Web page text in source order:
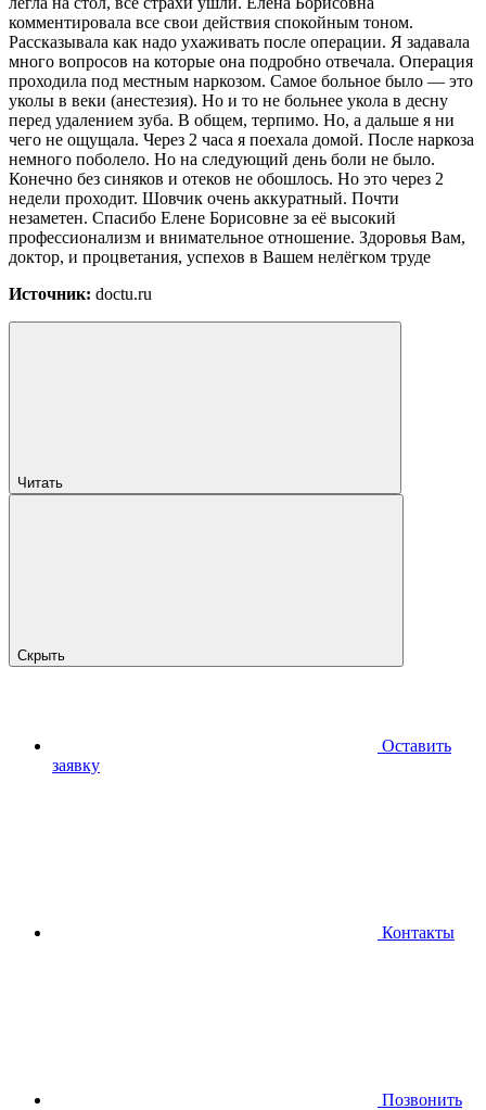
комментировала все свои действия спокойным тоном.
Рассказывала как надо ухаживать после операции. Я задавала
много вопросов на которые она подробно отвечала. Операция
проходила под местным наркозом. Самое больное было — это
уколы в веки (анестезия). Но и то не больнее укола в десну
перед удалением зуба. В общем, терпимо. Но, а дальше я ни
чего не ощущала. Через 2 часа я поехала домой. После наркоза
немного поболело. Но на следующий день боли не было.
Конечно без синяков и отеков не обошлось. Но это через 2
недели проходит. Шовчик очень аккуратный. Почти
незаметен. Спасибо Елене Борисовне за её высокий
профессионализм и внимательное отношение. Здоровья Вам,
доктор, и процветания, успехов в Вашем нелёгком труде
Источник: doctu.ru
Читать
Скрыть
Оставить
заявку
Контакты
Позвонить